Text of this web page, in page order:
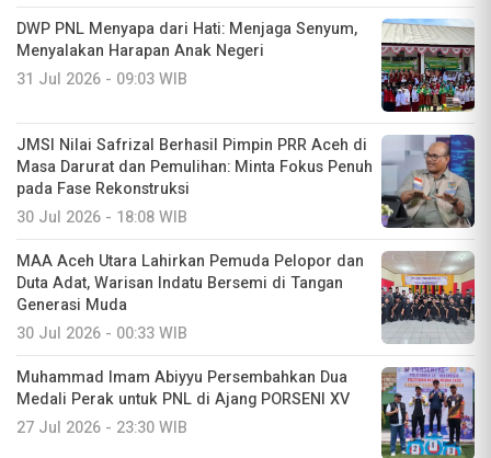
DWP PNL Menyapa dari Hati: Menjaga Senyum,
Menyalakan Harapan Anak Negeri
31 Jul 2026 - 09:03 WIB
JMSI Nilai Safrizal Berhasil Pimpin PRR Aceh di
Masa Darurat dan Pemulihan: Minta Fokus Penuh
pada Fase Rekonstruksi
30 Jul 2026 - 18:08 WIB
MAA Aceh Utara Lahirkan Pemuda Pelopor dan
Duta Adat, Warisan Indatu Bersemi di Tangan
Generasi Muda
30 Jul 2026 - 00:33 WIB
Muhammad Imam Abiyyu Persembahkan Dua
Medali Perak untuk PNL di Ajang PORSENI XV
27 Jul 2026 - 23:30 WIB